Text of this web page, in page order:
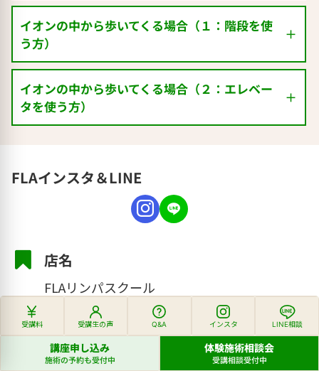
します。
古淵駅の改札を出たら、右へ出ます。
イオンの中から歩いてくる場合（１：階段を使
う方）
サンマルクカフェがある出口から出ま
す。（手前は長い通路になっています。ラ
イトオンやドラッグストアがあります。）
イオンの中から歩いてくる場合（２：エレベー
タを使う方）
サンマルクカフェ
がある出口から出ま
FLAインスタ＆LINE
店名
FLAリンパスクール
042-730-6090（※施術中のことがあります。
受講料 受講生の声 Q&A インスタ LINE相談
講座申し込み
施術の予約も受付中
体験施術相談会
受講相談受付中